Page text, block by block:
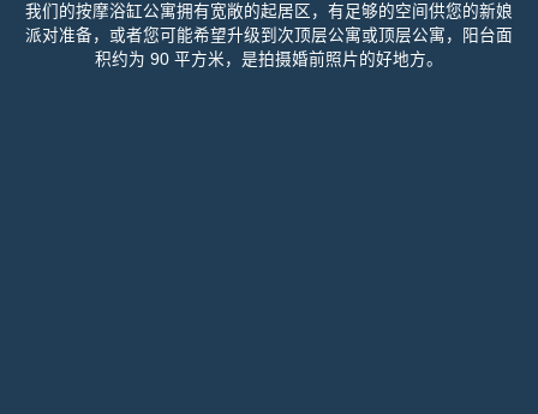
我们的按摩浴缸公寓拥有宽敞的起居区，有足够的空间供您的新娘
派对准备，或者您可能希望升级到次顶层公寓或顶层公寓，阳台面
积约为 90 平方米，是拍摄婚前照片的好地方。